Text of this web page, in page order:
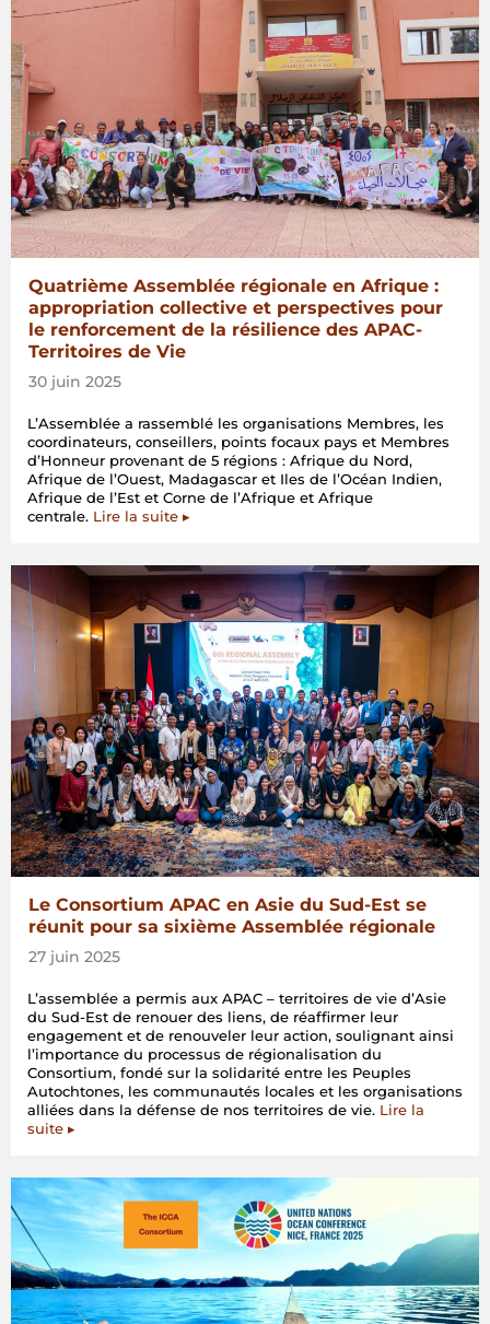
Quatrième Assemblée régionale en Afrique :
appropriation collective et perspectives pour
le renforcement de la résilience des APAC-
Territoires de Vie
30 juin 2025
L’Assemblée a rassemblé les organisations Membres, les
coordinateurs, conseillers, points focaux pays et Membres
d’Honneur provenant de 5 régions : Afrique du Nord,
Afrique de l’Ouest, Madagascar et Iles de l’Océan Indien,
Afrique de l’Est et Corne de l’Afrique et Afrique
centrale. Lire la suite ▸
Le Consortium APAC en Asie du Sud-Est se
réunit pour sa sixième Assemblée régionale
27 juin 2025
L’assemblée a permis aux APAC – territoires de vie d’Asie
du Sud-Est de renouer des liens, de réaffirmer leur
engagement et de renouveler leur action, soulignant ainsi
l’importance du processus de régionalisation du
Consortium, fondé sur la solidarité entre les Peuples
Autochtones, les communautés locales et les organisations
alliées dans la défense de nos territoires de vie. Lire la
suite ▸